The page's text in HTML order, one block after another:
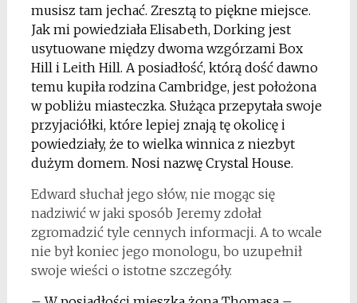
musisz tam jechać. Zresztą to piękne miejsce.
Jak mi powiedziała Elisabeth, Dorking jest
usytuowane między dwoma wzgórzami Box
Hill i Leith Hill. A posiadłość, którą dość dawno
temu kupiła rodzina Cambridge, jest położona
w pobliżu miasteczka. Służąca przepytała swoje
przyjaciółki, które lepiej znają tę okolicę i
powiedziały, że to wielka winnica z niezbyt
dużym domem. Nosi nazwę Crystal House.
Edward słuchał jego słów, nie mogąc się
nadziwić w jaki sposób Jeremy zdołał
zgromadzić tyle cennych informacji. A to wcale
nie był koniec jego monologu, bo uzupełnił
swoje wieści o istotne szczegóły.